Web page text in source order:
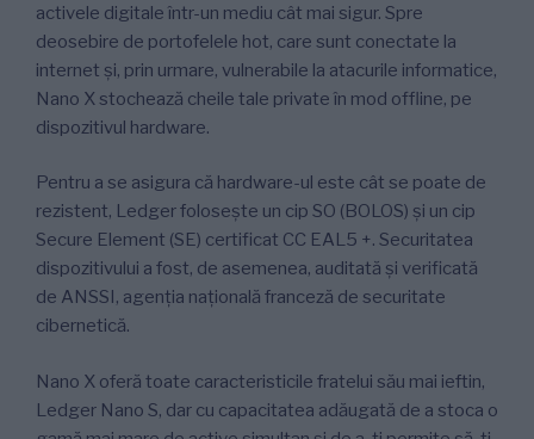
activele digitale într-un mediu cât mai sigur. Spre
deosebire de portofelele hot, care sunt conectate la
internet și, prin urmare, vulnerabile la atacurile informatice,
Nano X stochează cheile tale private în mod offline, pe
dispozitivul hardware.
Pentru a se asigura că hardware-ul este cât se poate de
rezistent, Ledger folosește un cip SO (BOLOS) și un cip
Secure Element (SE) certificat CC EAL5 +. Securitatea
dispozitivului a fost, de asemenea, auditată și verificată
de ANSSI, agenția națională franceză de securitate
cibernetică.
Nano X oferă toate caracteristicile fratelui său mai ieftin,
Ledger Nano S, dar cu capacitatea adăugată de a stoca o